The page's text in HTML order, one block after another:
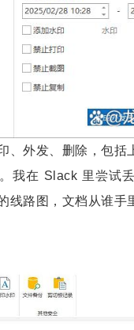
外发、删除，包括
我在 Slack 里尝试
线路图，文档从谁手